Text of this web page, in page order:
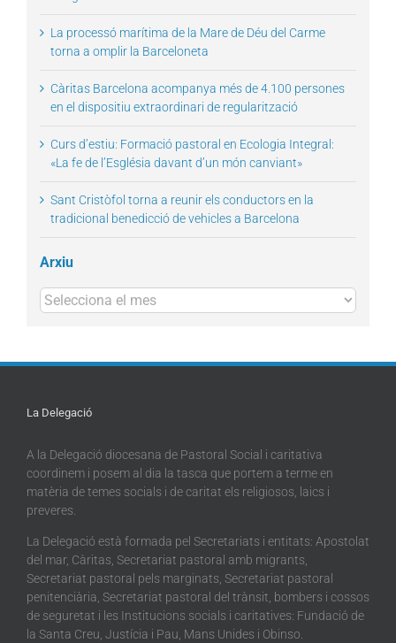
La processó marítima de la Mare de Déu del Carme
torna a omplir la Barceloneta
Càritas Barcelona acompanya més de 4.100 persones
en el dispositiu extraordinari de regularització
Curs d’estiu: Formació pastoral en Ecologia Integral:
«La fe de l’Església davant d’un món canviant»
Sant Cristòfol torna a reunir els conductors en la
tradicional benedicció de vehicles a Barcelona
Arxiu
Arxius
La Delegació
A la Delegació diocesana de Pastoral Social i caritativa
coordinem i posem al dia la tasca que portem a terme en
matèria de temes socials i de caritat els religiosos, laics i
preveres.
La Delegació està formada pel Secretariats i entitats: Apostolat
del mar, Càritas, Secretariat pastoral amb migrants,
Secretariat pastoral pels marginats, Secretariat pastoral
penitenciària, Secretariat pastoral del trànsit, bombers i cossos
de seguretat i les Institucions socials i caritatives: Fundació de
la Santa Creu, Justícia i Pau, Mans Unides i Obinso.